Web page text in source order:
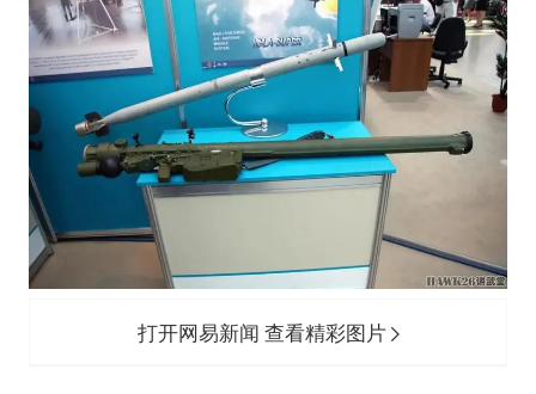
打开网易新闻 查看精彩图片